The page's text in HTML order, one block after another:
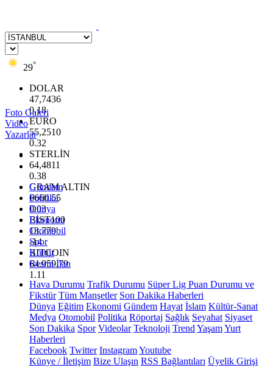
29°
DOLAR
47,7436
0.18
EURO
55,2510
0.32
STERLİN
64,4811
0.38
GRAM ALTIN
6660.55
0.03
BİST100
13.779
-14
BITCOIN
64.959,79
1.11
Foto Galeri
Video
Yazarlar
Gündem
Politika
Dünya
Ekonomi
Otomobil
Spor
Kültür
Resmi İlan
Hava Durumu Trafik Durumu Süper Lig Puan Durumu ve
Fikstür Tüm Manşetler Son Dakika Haberleri
Dünya Eğitim Ekonomi Gündem Hayat İslam Kültür-Sanat
Medya Otomobil Politika Röportaj Sağlık Seyahat Siyaset
Son Dakika Spor Videolar Teknoloji Trend YaşamYurt
Haberleri
Facebook Twitter InstagramYoutube
Künye / İletişim Bize Ulaşın RSS Bağlantıları Üyelik Girişi